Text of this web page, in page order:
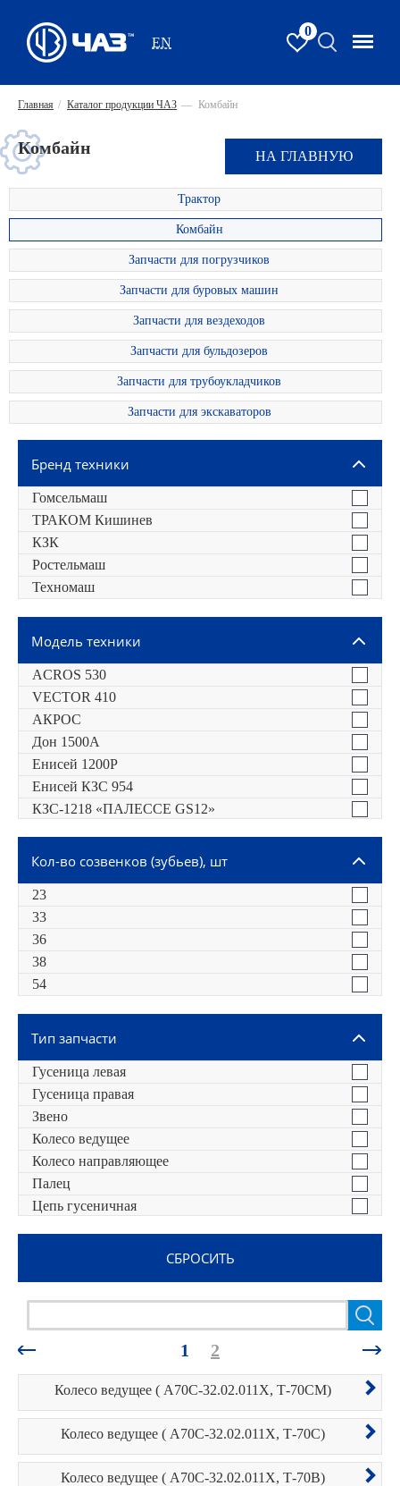
EN
0
Главная / Каталог продукции ЧАЗ — Комбайн
Комбайн НА ГЛАВНУЮ
Трактор
Комбайн
Запчасти для погрузчиков
Запчасти для буровых машин
Запчасти для вездеходов
Запчасти для бульдозеров
Запчасти для трубоукладчиков
Запчасти для экскаваторов
Бренд техники
Гомсельмаш
ТРАКОМ Кишинев
КЗК
Ростельмаш
Техномаш
Модель техники
ACROS 530
VECTOR 410
АКРОС
Дон 1500А
Енисей 1200Р
Енисей КЗС 954
КЗС-1218 «ПАЛЕССЕ GS12»
Т-70С
Кол-во созвенков (зубьев), шт
23
33
36
38
54
Тип запчасти
Гусеница левая
Гусеница правая
Звено
Колесо ведущее
Колесо направляющее
Палец
Цепь гусеничная
1 2
Колесо ведущее ( А70С-32.02.011Х, Т-70СМ)
Колесо ведущее ( А70С-32.02.011Х, Т-70С)
Колесо ведущее ( А70С-32.02.011Х, Т-70В)